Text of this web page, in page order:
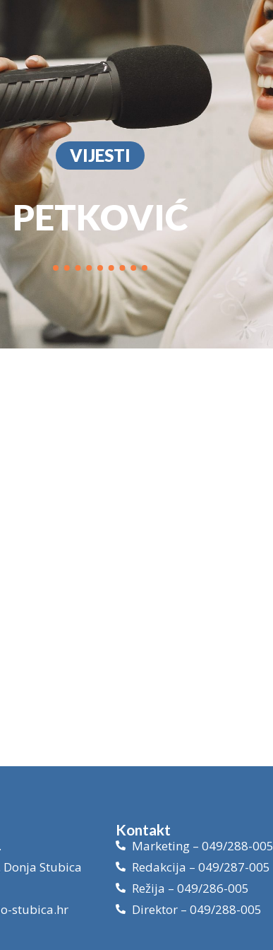
MARKETING
VIJESTI
PETKOVIĆ
Stubica
stubica.hr
Kontakt
Marketing – 049/288-005
Redakcija – 049/287-005
Režija – 049/286-005
Direktor – 049/288-005